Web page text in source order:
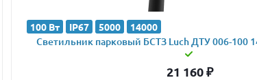
100 Вт IP67 5000 14000
Светильник парковый БСТЗ Luch ДТУ 006-100
21 160₽